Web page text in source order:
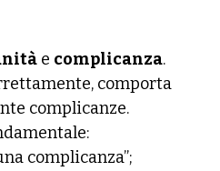
e complicanza.
comporta
complicanze.
complicanza”;